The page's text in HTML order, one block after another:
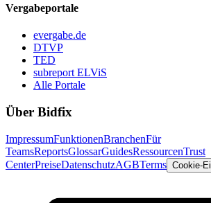
Vergabeportale
evergabe.de
DTVP
TED
subreport ELViS
Alle Portale
Über Bidfix
ImpressumFunktionenBranchenFür
TeamsReportsGlossarGuidesRessourcenTrust
CenterPreiseDatenschutzAGBTerms Cookie-